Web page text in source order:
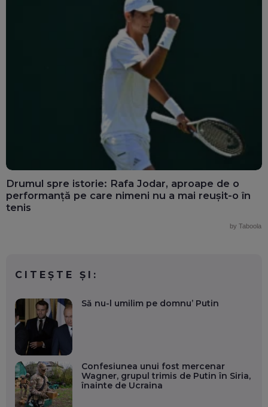
Drumul spre istorie: Rafa Jodar, aproape de o
performanță pe care nimeni nu a mai reușit-o în
tenis
by Taboola
CITEȘTE ȘI:
Să nu-l umilim pe domnu’ Putin
Confesiunea unui fost mercenar
Wagner, grupul trimis de Putin în Siria,
înainte de Ucraina